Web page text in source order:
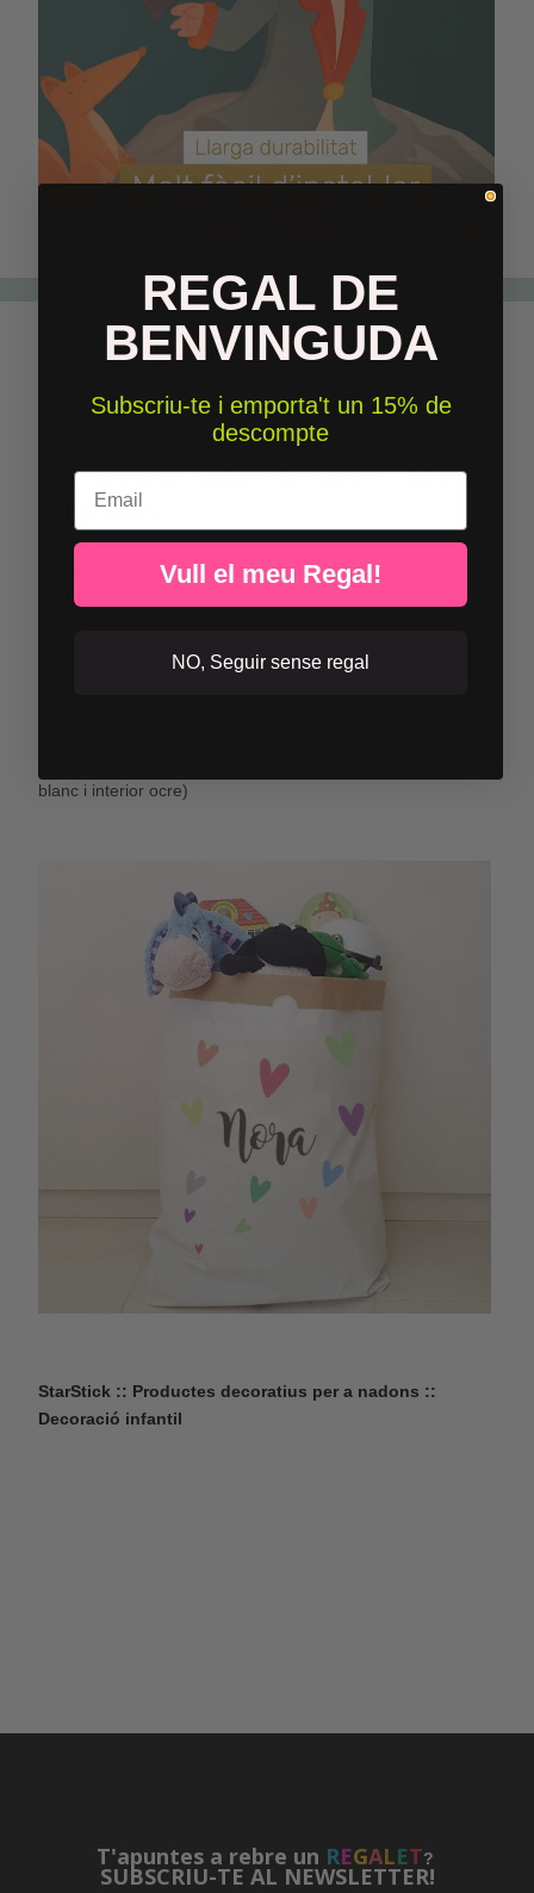
DESCRIPCIÓ
Sac organitzador de paper - Nom
amb cors
Sacs de paper de disseny totalment
personalitzables
blanc i interior ocre)
StarStick :: Productes decoratius per a nadons ::
Decoració infantil
T'apuntes a rebre un REGALET?
SUBSCRIU-TE AL NEWSLETTER!
REGAL DE
BENVINGUDA
Subscriu-te i emporta't un 15% de
descompte
Email
Vull el meu Regal!
NO, Seguir sense regal